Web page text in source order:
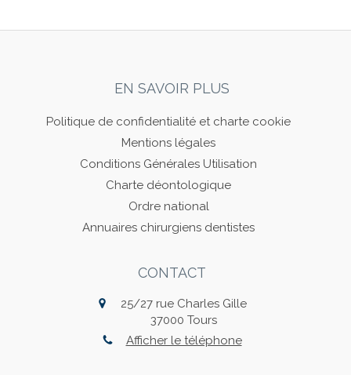
EN SAVOIR PLUS
Politique de confidentialité et charte cookie
Mentions légales
Conditions Générales Utilisation
Charte déontologique
Ordre national
Annuaires chirurgiens dentistes
CONTACT
25/27 rue Charles Gille
37000 Tours
Afficher le téléphone